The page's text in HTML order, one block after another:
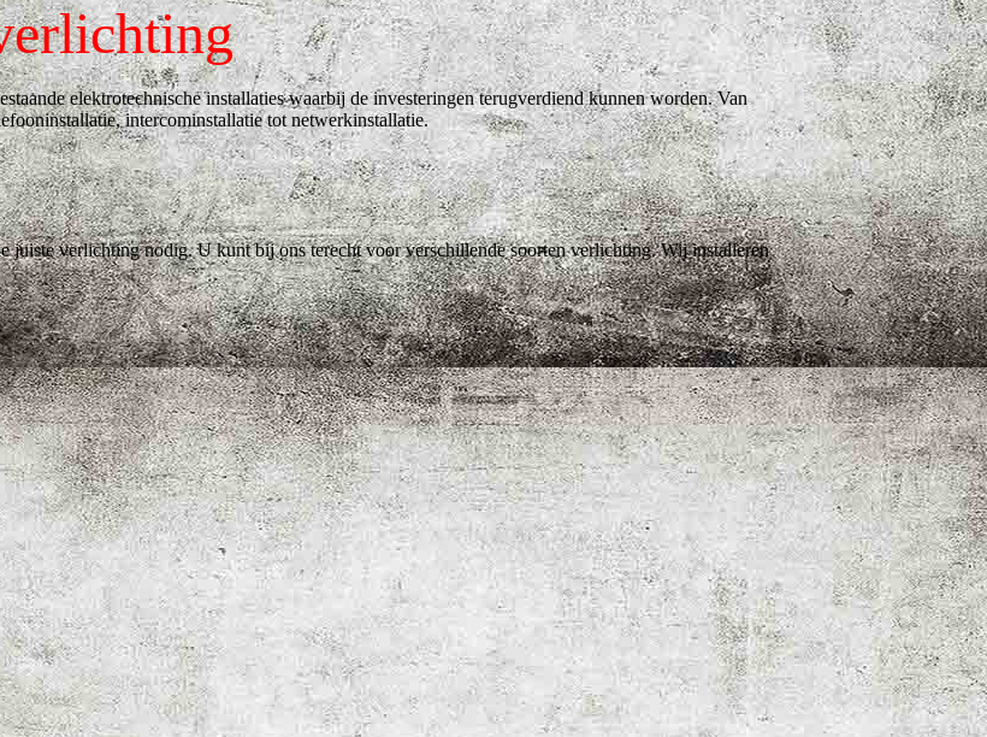
elektrotechnische installaties waarbij de investeringen terugverdiend kunnen worden. Van
intercominstallatie tot netwerkinstallatie.
juiste verlichting nodig. U kunt bij ons terecht voor verschillende soorten verlichting. Wij installeren